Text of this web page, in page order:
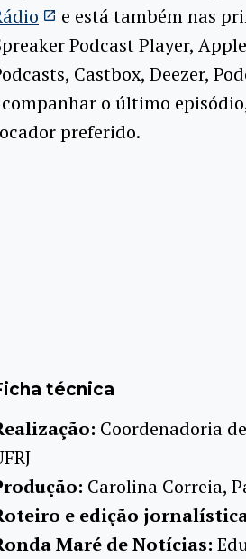
e está também nas
Podcast Player,
Castbox, Deezer,
o último
preferido.
técnica
Coordenadoria
Carolina Correia,
e edição
Maré de Notícias: